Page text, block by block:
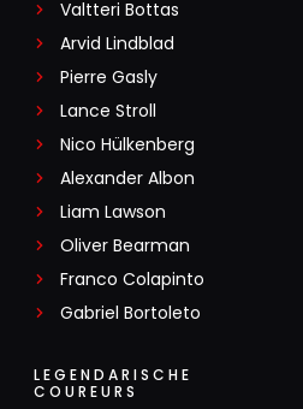
Valtteri Bottas
Arvid Lindblad
Pierre Gasly
Lance Stroll
Nico Hülkenberg
Alexander Albon
Liam Lawson
Oliver Bearman
Franco Colapinto
Gabriel Bortoleto
LEGENDARISCHE
COUREURS